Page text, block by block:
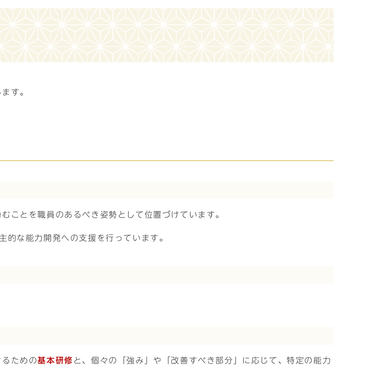
す。
ことを職員のあるべき姿勢として位置づけています。
な能力開発への支援を行っています。
るための基本研修 と、個々の「強み」や「改善すべき部分」に応じて、特定の能力